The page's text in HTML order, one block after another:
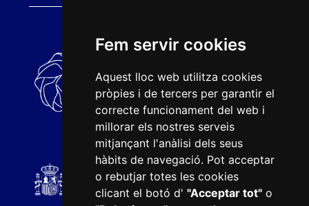
Fem servir cookies
Aquest lloc web utilitza cookies
pròpies i de tercers per garantir el
correcte funcionament del web i
millorar els nostres serveis
mitjançant l'anàlisi dels seus
hàbits de navegació. Pot acceptar
o rebutjar totes les cookies
clicant el botó d' "Acceptar tot"o